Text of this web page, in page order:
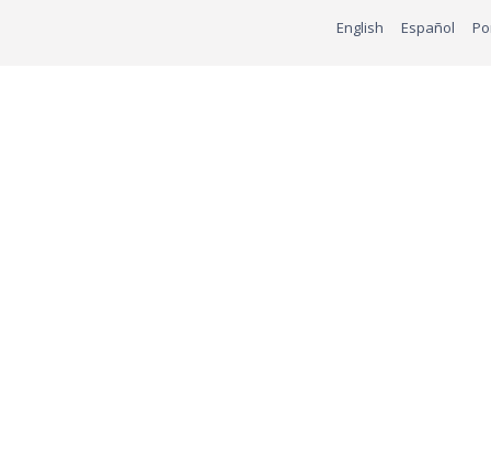
English Español